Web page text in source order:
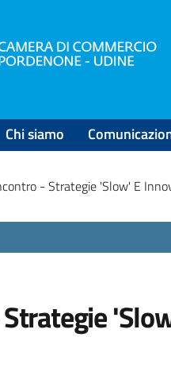
Chi siamo
- Strategie 'Slow' E